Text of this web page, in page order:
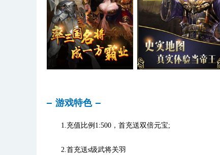
游戏特色
1.充值比例1:500，首充送双倍元宝;
2.首充送s级武将关羽